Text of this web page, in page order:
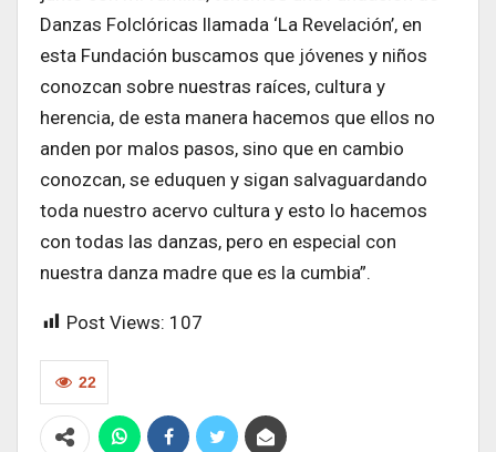
Danzas Folclóricas llamada ‘La Revelación’, en
esta Fundación buscamos que jóvenes y niños
conozcan sobre nuestras raíces, cultura y
herencia, de esta manera hacemos que ellos no
anden por malos pasos, sino que en cambio
conozcan, se eduquen y sigan salvaguardando
toda nuestro acervo cultura y esto lo hacemos
con todas las danzas, pero en especial con
nuestra danza madre que es la cumbia”.
Post Views: 107
22